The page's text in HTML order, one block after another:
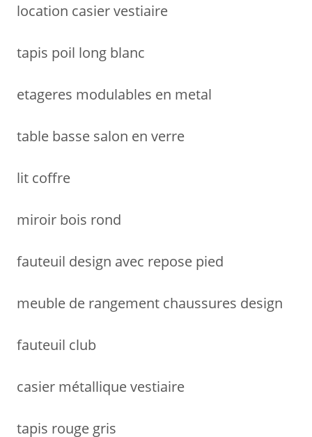
location casier vestiaire
tapis poil long blanc
etageres modulables en metal
table basse salon en verre
lit coffre
miroir bois rond
fauteuil design avec repose pied
meuble de rangement chaussures design
fauteuil club
casier métallique vestiaire
tapis rouge gris